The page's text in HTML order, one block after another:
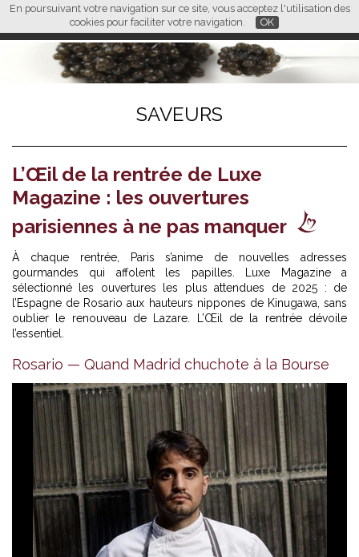
En poursuivant votre navigation sur ce site, vous acceptez l'utilisation des
cookies pour faciliter votre navigation.
OK
FR EN CN
L M
SAVEURS
L’Œil de la rentrée de Luxe
Magazine : les ouvertures
parisiennes à ne pas manquer
À chaque rentrée, Paris s’anime de nouvelles adresses
gourmandes qui affolent les papilles. Luxe Magazine a
sélectionné les ouvertures les plus attendues de 2025 : de
l’Espagne de Rosario aux hauteurs nippones de Kinugawa, sans
oublier le renouveau de Lazare. L’Œil de la rentrée dévoile
l’essentiel.
Rosario — Quand Madrid chuchote à la Bourse